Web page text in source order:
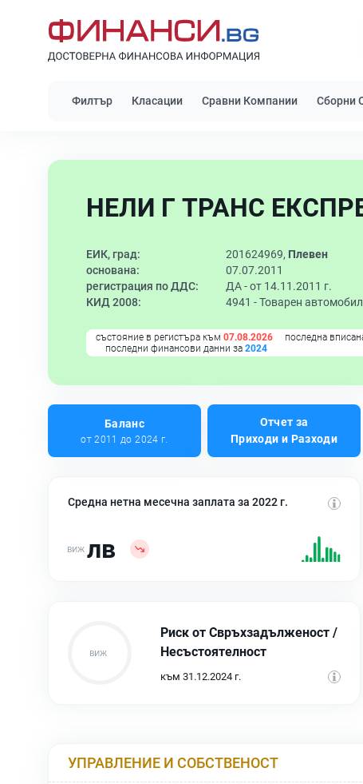
Филтър Класации Сравни Компании Сборни
НЕЛИ Г ТРАНС
ЕИК, град: 201624969, Плевен
основана:
07.07.2011
регистрация по ДДС:
ДА - от 14.11.2011 г.
КИД 2008:
4941 -Товарен
състояние в регистъра към 07.08.2026 последна
последни финансови данни за 2024
Баланс
от 2011 до 2024 г.
Отчет за
Приходи и Разходи
Средна нетна месечна заплата за 2022 г.
лв
Риск от Свръхзадълженост /
Несъстоятелност
към 31.12.2024 г.
УПРАВЛЕНИЕ И СОБСТВЕНОСТ